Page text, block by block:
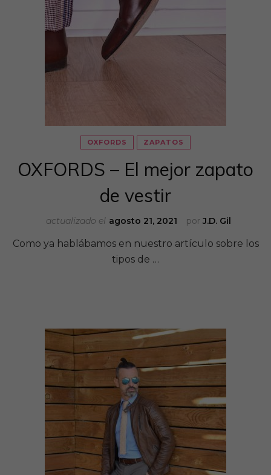
OXFORDS ZAPATOS
OXFORDS – El mejor zapato
de vestir
porJ.D. Gil
actualizado el agosto 21, 2021
Como ya hablábamos en nuestro artículo sobre los
tipos de …